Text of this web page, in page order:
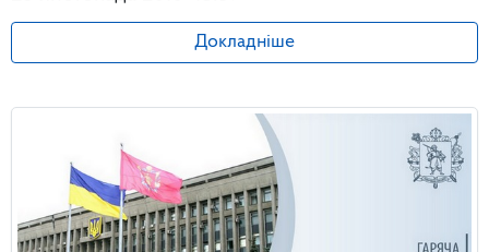
Докладніше